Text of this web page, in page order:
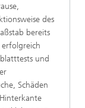
des
bereits
und
Schäden